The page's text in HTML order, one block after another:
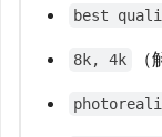
best
8k, 4k （